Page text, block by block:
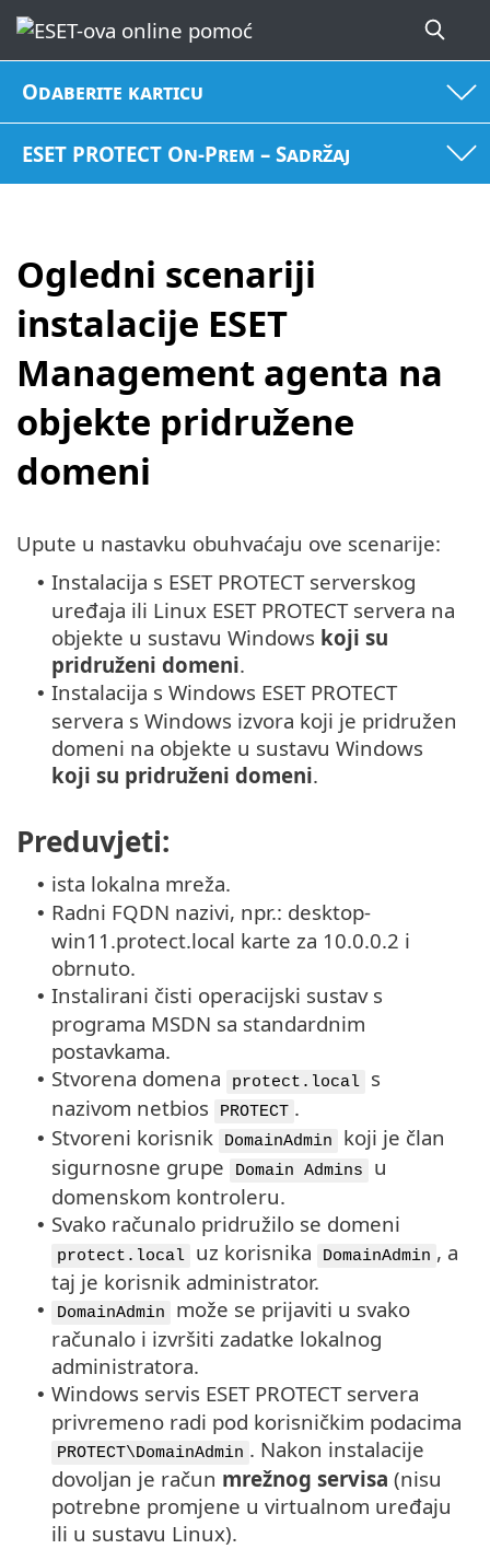
Odaberite karticu
ESET PROTECT On-Prem – Sadržaj
Ogledni scenariji
instalacije ESET
Management agenta na
objekte pridružene
domeni
Upute u nastavku obuhvaćaju ove scenarije:
• Instalacija s ESET PROTECT serverskog
uređaja ili Linux ESET PROTECT servera na
objekte u sustavu Windows koji su
pridruženi domeni.
• Instalacija s Windows ESET PROTECT
servera s Windows izvora koji je pridružen
domeni na objekte u sustavu Windows
koji su pridruženi domeni.
Preduvjeti:
• ista lokalna mreža.
• Radni FQDN nazivi, npr.: desktop-
win11.protect.local karte za 10.0.0.2 i
obrnuto.
• Instalirani čisti operacijski sustav s
programa MSDN sa standardnim
postavkama.
• Stvorena domena protect.local
s
nazivom netbios
PROTECT .
• Stvoreni korisnik DomainAdmin
koji je član
sigurnosne grupe
Domain Admins
u
domenskom kontroleru.
• Svako računalo pridružilo se domeni
protect.local uz korisnika DomainAdmin , a
taj je korisnik administrator.
• DomainAdmin
može se prijaviti u svako
računalo i izvršiti zadatke lokalnog
administratora.
• Windows servis ESET PROTECT servera
privremeno radi pod korisničkim podacima
PROTECT\DomainAdmin . Nakon instalacije
dovoljan je račun mrežnog servisa (nisu
potrebne promjene u virtualnom uređaju
ili u sustavu Linux).